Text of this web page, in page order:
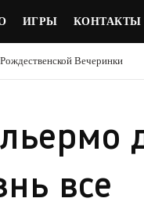
ИГРЫ КОНТАКТЫ
Вечеринки
все